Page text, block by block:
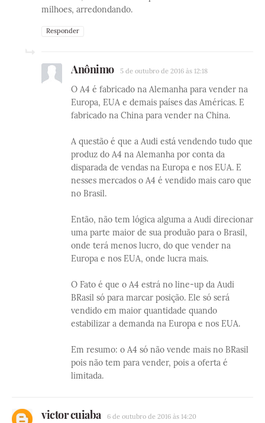
milhoes, arredondando.
Responder
Anônimo 5 de outubro de 2016 às 12:18
O A4 é fabricado na Alemanha para vender na
Europa, EUA e demais países das Américas. E
fabricado na China para vender na China.
A questão é que a Audi está vendendo tudo que
produz do A4 na Alemanha por conta da
disparada de vendas na Europa e nos EUA. E
nesses mercados o A4 é vendido mais caro que
no Brasil.
Então, não tem lógica alguma a Audi direcionar
uma parte maior de sua produão para o Brasil,
onde terá menos lucro, do que vender na
Europa e nos EUA, onde lucra mais.
O Fato é que o A4 estrá no line-up da Audi
BRasil só para marcar posição. Ele só será
vendido em maior quantidade quando
estabilizar a demanda na Europa e nos EUA.
Em resumo: o A4 só não vende mais no BRasil
pois não tem para vender, pois a oferta é
limitada.
victor cuiaba 6 de outubro de 2016 às 14:20